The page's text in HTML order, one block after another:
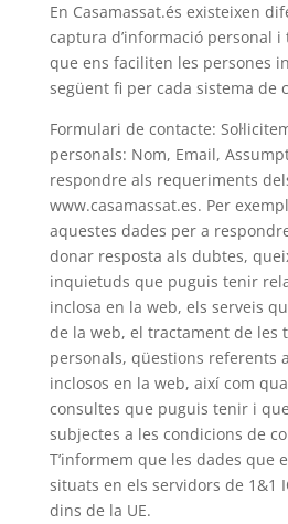
En Casamassat.és existeixen
captura d’informació personal
que ens faciliten les persones
següent fi per cada sistema de
Formulari de contacte:
personals: Nom, Email,
respondre als requeriments
www.casamassat.es. Per
aquestes dades per a
donar resposta als dubtes,
inquietuds que puguis tenir
inclosa en la web, els serveis
de la web, el tractament de les
personals, qüestions referents
inclosos en la web, així com
consultes que puguis tenir i
subjectes a les condicions de
T’informem que les dades que
situats en els servidors de 1&1
dins de la UE.